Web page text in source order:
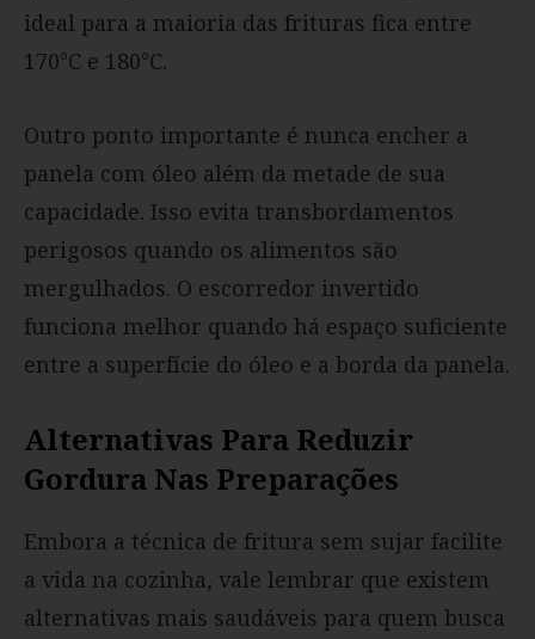
ideal para a maioria das frituras fica entre
170°C e 180°C.
Outro ponto importante é nunca encher a
panela com óleo além da metade de sua
capacidade. Isso evita transbordamentos
perigosos quando os alimentos são
mergulhados. O escorredor invertido
funciona melhor quando há espaço suficiente
entre a superfície do óleo e a borda da panela.
Alternativas Para Reduzir
Gordura Nas Preparações
Embora a técnica de fritura sem sujar facilite
a vida na cozinha, vale lembrar que existem
alternativas mais saudáveis para quem busca